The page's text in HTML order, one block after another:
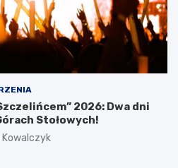
2026: Dwa dni
Stołowych!
Kowalczyk